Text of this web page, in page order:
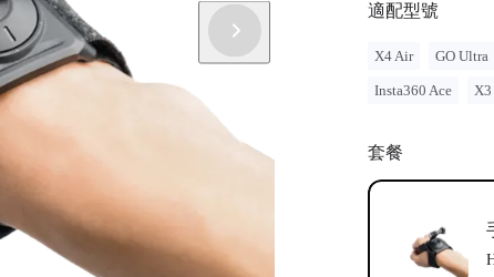
適配型號
X4 Air GO Ultra
Insta360 Ace X3
套餐